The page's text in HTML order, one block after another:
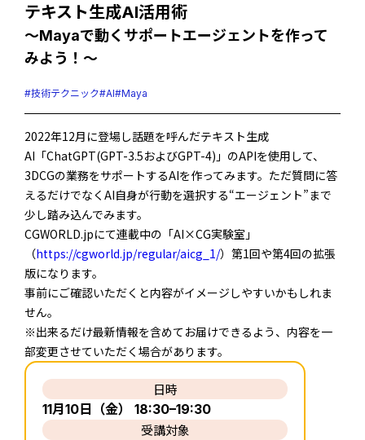
テキスト生成AI活用術
～Mayaで動くサポートエージェントを作って
みよう！～
#技術テクニック#AI#Maya
2022年12月に登場し話題を呼んだテキスト生成
AI「ChatGPT(GPT-3.5およびGPT-4)」のAPIを使用して、
3DCGの業務をサポートするAIを作ってみます。ただ質問に答
えるだけでなくAI自身が行動を選択する“エージェント”まで
少し踏み込んでみます。
CGWORLD.jpにて連載中の「AI×CG実験室」
（https://cgworld.jp/regular/aicg_1/）第1回や第4回の拡張
版になります。
事前にご確認いただくと内容がイメージしやすいかもしれま
せん。
※出来るだけ最新情報を含めてお届けできるよう、内容を一
部変更させていただく場合があります。
日時
11月10日（金） 18:30–19:30
受講対象